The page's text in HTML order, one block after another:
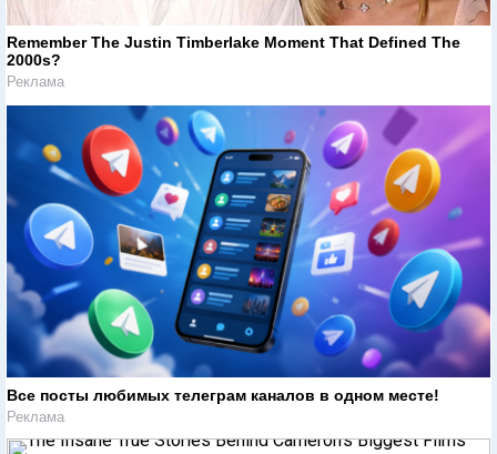
Remember The Justin Timberlake Moment That Defined The
2000s?
Реклама
Все посты любимых телеграм каналов в одном месте!
Реклама